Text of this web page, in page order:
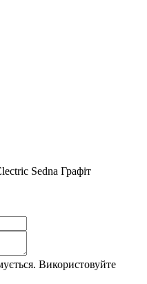
Sedna Графіт
Використовуйте